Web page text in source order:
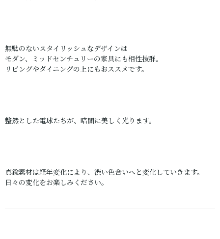
無駄のないスタイリッシュなデザインは
モダン、ミッドセンチュリーの家具にも相性抜群。
リビングやダイニングの上にもおススメです。
整然とした電球たちが、暗闇に美しく光ります。
真鍮素材は経年変化により、渋い色合いへと変化していきます。
日々の変化をお楽しみください。